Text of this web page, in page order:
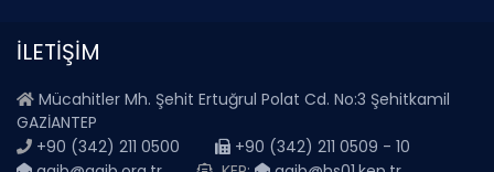
İLETİŞİM
Mücahitler Mh. Şehit Ertuğrul Polat Cd. No:3 Şehitkamil
GAZİANTEP
+90 (342) 211 0500
+90 (342) 211 0509 - 10